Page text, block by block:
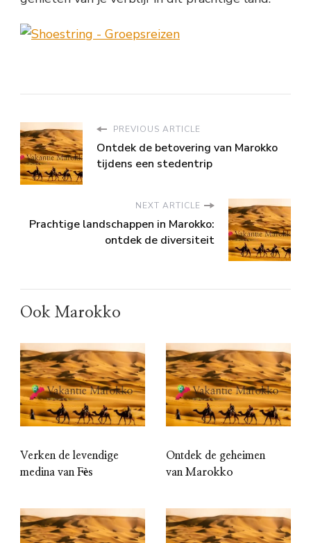
PREVIOUS ARTICLE
Ontdek de betovering van Marokko
tijdens een stedentrip
NEXT ARTICLE
Prachtige landschappen in Marokko:
ontdek de diversiteit
Ook Marokko
Verken de levendige
medina van Fès
Ontdek de geheimen
van Marokko